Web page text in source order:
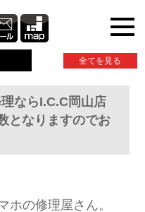
全てを見る
ならI.C.C岡山店
となりますのでお
ホの修理屋さん。